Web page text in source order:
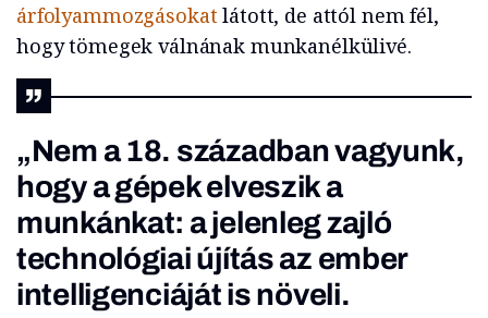
árfolyammozgásokatlátott, de attól nem fél,
hogy tömegek válnának munkanélkülivé.
„Nem a 18. században vagyunk,
hogy a gépek elveszik a
munkánkat: a jelenleg zajló
technológiai újítás az ember
intelligenciáját is növeli.